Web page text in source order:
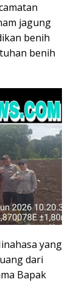
jagung
benih
benih
yang
dari
Bapak